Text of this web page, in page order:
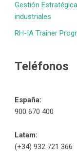
Gestión
industriales
RH-IA Trainer
Teléfonos
España:
900 670 400
Latam:
(+34) 932 721 366